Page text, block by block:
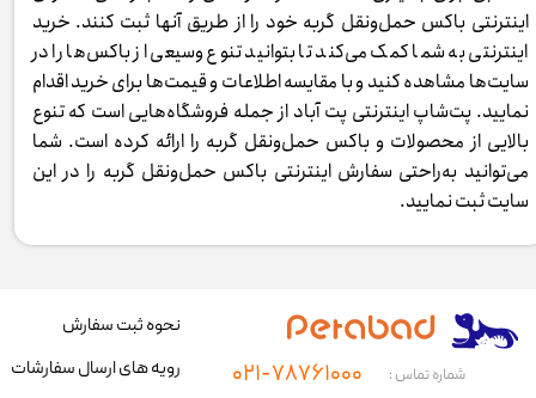
اینترنتی باکس حمل‌ونقل گربه خود را از طریق آنها ثبت کنند. خرید
اینترنتی به شما کمک می‌کند تا بتوانید تنوع وسیعی از باکس‌ها را در
سایت‌ها مشاهده کنید و با مقایسه اطلاعات و قیمت‌ها برای خرید اقدام
نمایید. پت‌شاپ اینترنتی پت آباد از جمله فروشگاه‌هایی است که تنوع
بالایی از محصولات و باکس حمل‌ونقل گربه را ارائه کرده است. شما
می‌توانید به‌راحتی سفارش اینترنتی باکس حمل‌ونقل گربه را در این
سایت ثبت نمایید.​​​​​​​
شماره تماس : ۰۲۱-۷۸۷۶۱۰۰۰
نحوه ثبت سفارش
رویه های ارسال سفارشات